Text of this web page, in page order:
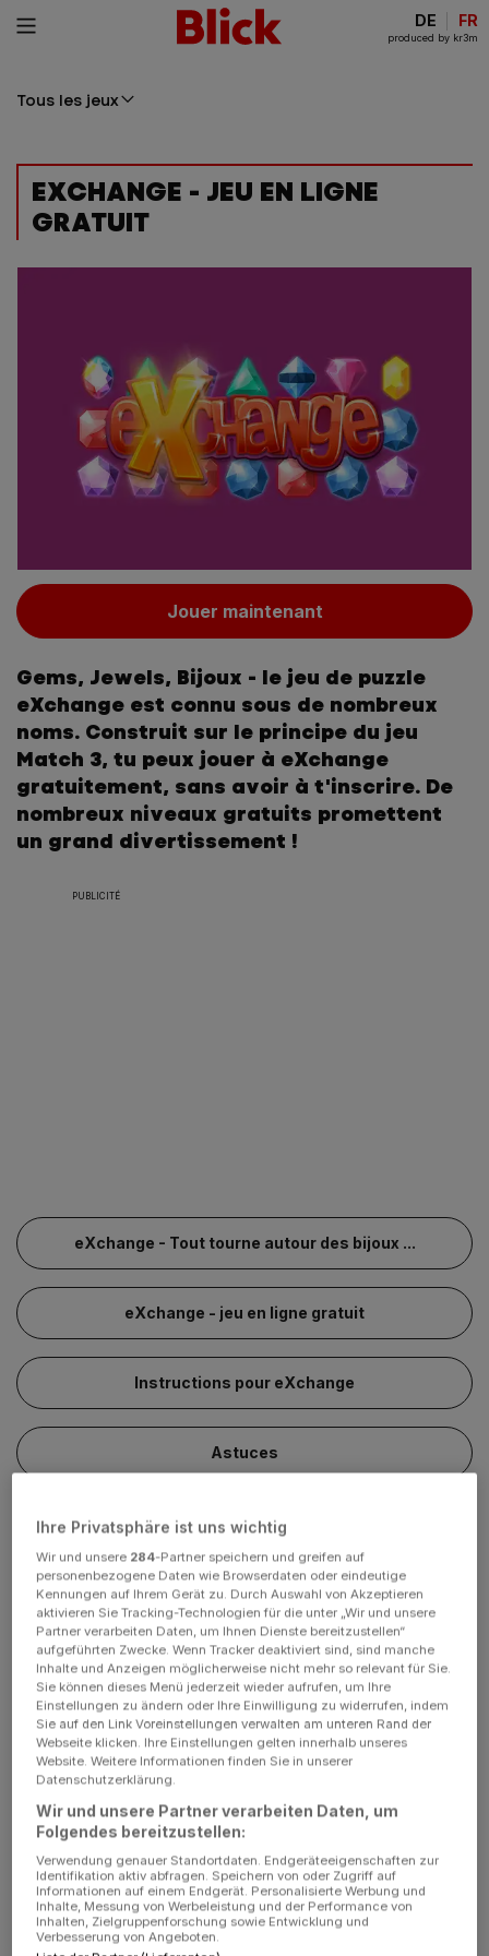
DE FR
produced by kr3m
Tous les jeux
EXCHANGE - JEU EN LIGNE
GRATUIT
Jouer maintenant
Gems, Jewels, Bijoux - le jeu de puzzle
eXchange est connu sous de nombreux
noms. Construit sur le principe du jeu
Match 3, tu peux jouer à eXchange
gratuitement, sans avoir à t'inscrire. De
nombreux niveaux gratuits promettent
un grand divertissement !
PUBLICITÉ
eXchange - Tout tourne autour des bijoux ...
eXchange - jeu en ligne gratuit
Instructions pour eXchange
Astuces
Instructions pour eXchange
FAQ pour eXchange
EXCHANGE - DES HEURES DE
PLAISIR AVEC DES PIERRES DE JEU
SCINTILLANTES
Le principe du jeu est simple : tu dois relier trois pierres de
même couleur ou plus, placées l'une à côté de l'autre ou
l'une sur l'autre. Si c'est le cas, elles disparaissent et de
nouvelles pierres précieuses tombent d'en haut. Ton
objectif : atteindre le nombre de points fixé ou éliminer
autant de pierres précieuses du plateau de jeu que le
prévoit l'objectif du niveau. Cela peut paraître simple au
Ihre Privatsphäre ist uns wichtig
Wir und unsere 284-Partner speichern und greifen auf
personenbezogene Daten wie Browserdaten oder eindeutige
Kennungen auf Ihrem Gerät zu. Durch Auswahl von Akzeptieren
aktivieren Sie Tracking-Technologien für die unter „Wir und unsere
Partner verarbeiten Daten, um Ihnen Dienste bereitzustellen“
aufgeführten Zwecke. Wenn Tracker deaktiviert sind, sind manche
Inhalte und Anzeigen möglicherweise nicht mehr so relevant für Sie.
Sie können dieses Menü jederzeit wieder aufrufen, um Ihre
Einstellungen zu ändern oder Ihre Einwilligung zu widerrufen, indem
Sie auf den Link Voreinstellungen verwalten am unteren Rand der
Webseite klicken. Ihre Einstellungen gelten innerhalb unseres
Website. Weitere Informationen finden Sie in unserer
Datenschutzerklärung.
Wir und unsere Partner verarbeiten Daten, um
Folgendes bereitzustellen:
Verwendung genauer Standortdaten. Endgeräteeigenschaften zur
Identifikation aktiv abfragen. Speichern von oder Zugriff auf
Informationen auf einem Endgerät. Personalisierte Werbung und
Inhalte, Messung von Werbeleistung und der Performance von
Inhalten, Zielgruppenforschung sowie Entwicklung und
Verbesserung von Angeboten.